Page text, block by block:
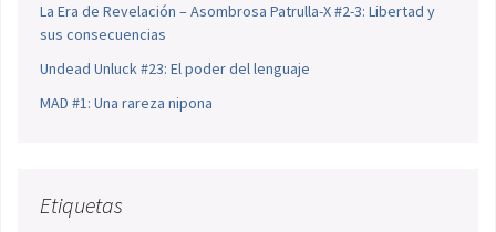
La Era de Revelación – Asombrosa Patrulla-X #2-3: Libertad y
sus consecuencias
Undead Unluck #23: El poder del lenguaje
MAD #1: Una rareza nipona
Etiquetas